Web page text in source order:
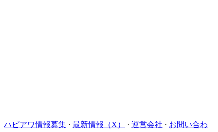
ハピアワ情報募集 · 最新情報（X） · 運営会社 · お問い合わ